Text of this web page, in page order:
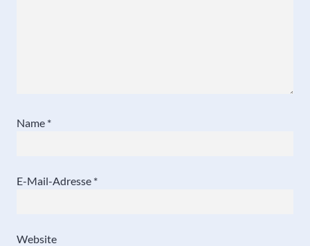
Name *
E-Mail-Adresse *
Website